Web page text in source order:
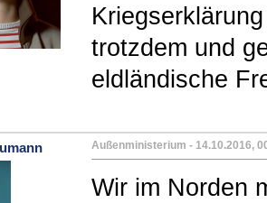
trotzdem und
eldländische
Außenministerium - 14.10.2016,
Wir im Norden